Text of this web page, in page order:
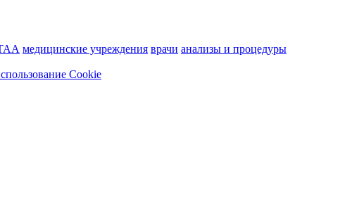
медицинские учреждения врачи анализы и процедуры
Cookie